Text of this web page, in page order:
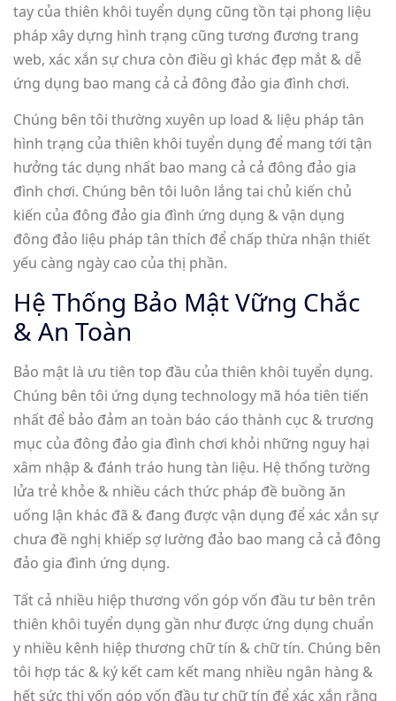
tay của thiên khôi tuyển dụng cũng tồn tại phong liệu
pháp xây dựng hình trạng cũng tương đương trang
web, xác xắn sự chưa còn điều gì khác đẹp mắt & dễ
ứng dụng bao mang cả cả đông đảo gia đình chơi.
Chúng bên tôi thường xuyên up load & liệu pháp tân
hình trạng của thiên khôi tuyển dụng để mang tới tận
hưởng tác dụng nhất bao mang cả cả đông đảo gia
đình chơi. Chúng bên tôi luôn lắng tai chủ kiến chủ
kiến của đông đảo gia đình ứng dụng & vận dụng
đông đảo liệu pháp tân thích để chấp thừa nhận thiết
yếu càng ngày cao của thị phần.
Hệ Thống Bảo Mật Vững Chắc
& An Toàn
Bảo mật là ưu tiên top đầu của thiên khôi tuyển dụng.
Chúng bên tôi ứng dụng technology mã hóa tiên tiến
nhất để bảo đảm an toàn báo cáo thành cục & trương
mục của đông đảo gia đình chơi khỏi những nguy hại
xâm nhập & đánh tráo hung tàn liệu. Hệ thống tường
lửa trẻ khỏe & nhiều cách thức pháp đề buồng ăn
uống lận khác đã & đang được vận dụng để xác xắn sự
chưa đề nghị khiếp sợ lường đảo bao mang cả cả đông
đảo gia đình ứng dụng.
Tất cả nhiều hiệp thương vốn góp vốn đầu tư bên trên
thiên khôi tuyển dụng gần như được ứng dụng chuẩn
y nhiều kênh hiệp thương chữ tín & chữ tín. Chúng bên
tôi hợp tác & ký kết cam kết mang nhiều ngân hàng &
hết sức thị vốn góp vốn đầu tư chữ tín để xác xắn rằng